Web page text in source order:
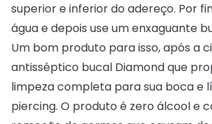
superior e inferior do adereço. Por
água e depois use um enxaguante
Um bom produto para isso, após a
antisséptico bucal Diamondque
limpeza completa para sua boca e
piercing. O produto é zero álcool e